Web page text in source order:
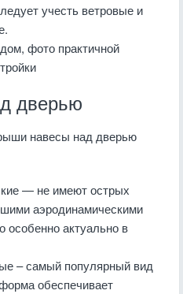
учесть ветровые и
фото практичной
дверью
навесы над дверью
— не имеют острых
аэродинамическими
особенно актуально в
– самый популярный вид
обеспечивает